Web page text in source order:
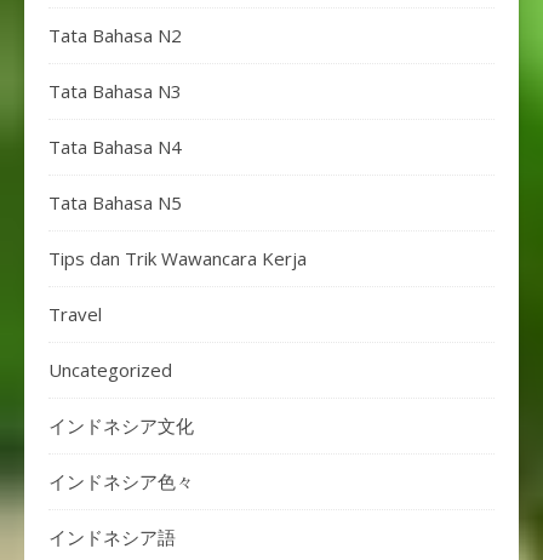
Tata Bahasa N2
Tata Bahasa N3
Tata Bahasa N4
Tata Bahasa N5
Tips dan Trik Wawancara Kerja
Travel
Uncategorized
インドネシア文化
インドネシア色々
インドネシア語